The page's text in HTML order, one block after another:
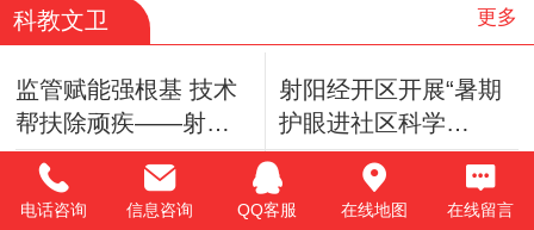
科教文卫 更多
监管赋能强根基 技术
帮扶除顽疾——射阳
县市场监管局开展食
品生产企业塑化剂专
项帮扶暨监管实操现
射阳经开区开展“暑期
护眼进社区科学
防‘近’护成长”专项科
普活动
盐城大丰草堰镇：讲
战斗故事 忆峥嵘岁月
亭湖区便仓镇开展关
爱儿童心理健康主题
电话咨询 信息咨询 QQ客服 在线地图 在线留言